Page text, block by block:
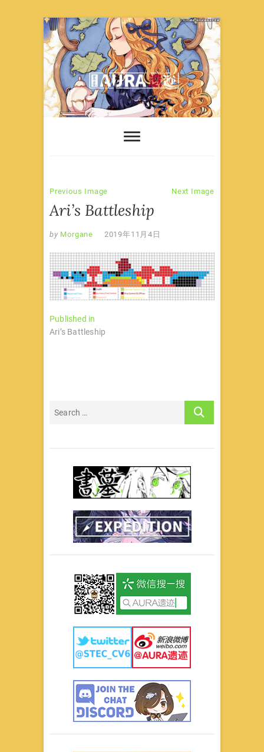
Skip
to
content
Previous Image Next Image
Ari’s Battleship
by Morgane 2019年11月4日
文
章
Published in
Ari’s Battleship